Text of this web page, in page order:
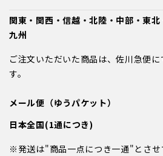
関東・関西・信越・北陸・中部・東北
九州
ご注文いただいた商品は、佐川急便
す。
メール便（ゆうパケット）
日本全国(1通につき)
※発送は"商品一点につき一通"とさせ